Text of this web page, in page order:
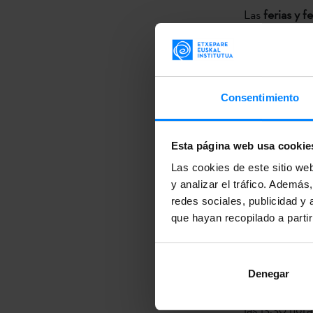
Consentimiento
Esta página web usa
Las cookies de este sitio
y analizar el tráfico.
redes sociales, publicidad y
que hayan recopilado a
Denegar
Lasferias y
lingüística
organización
diferentes
encuentros
Cuatro son
Monkey
13 y el 17
las 13.30